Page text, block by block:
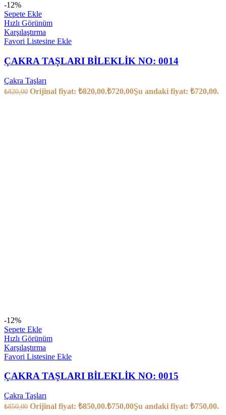
-12%
Sepete Ekle
Hızlı Görünüm
Karşılaştırma
Favori Listesine Ekle
ÇAKRA TAŞLARI BİLEKLİK NO: 0014
Çakra Taşları
₺820,00 Orijinal fiyat: ₺820,00.₺720,00Şu andaki fiyat: ₺720,00.
-12%
Sepete Ekle
Hızlı Görünüm
Karşılaştırma
Favori Listesine Ekle
ÇAKRA TAŞLARI BİLEKLİK NO: 0015
Çakra Taşları
₺850,00 Orijinal fiyat: ₺850,00.₺750,00Şu andaki fiyat: ₺750,00.